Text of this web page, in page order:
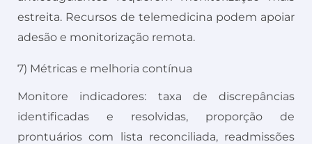
estreita. Recursos de telemedicina podem apoiar
adesão e monitorização remota.
7) Métricas e melhoria contínua
Monitore indicadores: taxa de discrepâncias
identificadas e resolvidas, proporção de
prontuários com lista reconciliada, readmissões